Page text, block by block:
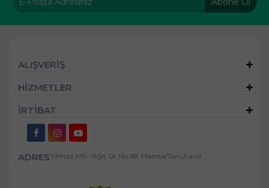
ALIŞVERİŞ
HİZMETLER
İRTİBAT
ADRESYılmaz Mh. Yiğit Sk No:68 Manisa/Saruhanlı